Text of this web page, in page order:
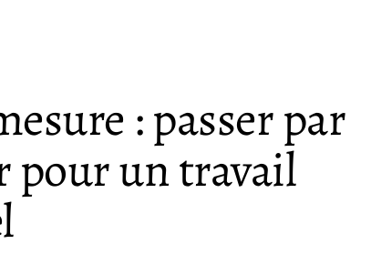
: passer par
pour un travail